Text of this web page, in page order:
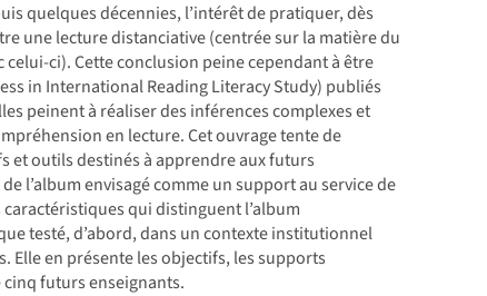
quelques décennies, l’intérêt de pratiquer, dès
une lecture distanciative (centrée sur la matière du
ci). Cette conclusion peine cependant à être
in International Reading Literacy Study) publiés
peinent à réaliser des inférences complexes et
en lecture. Cet ouvrage tente de
et outils destinés à apprendre aux futurs
l’album envisagé comme un support au service de
caractéristiques qui distinguent l’album
testé, d’abord, dans un contexte institutionnel
Elle en présente les objectifs, les supports
cinq futurs enseignants.